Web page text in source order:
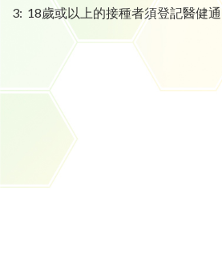
3: 18歲或以上的接種者須登記醫健通